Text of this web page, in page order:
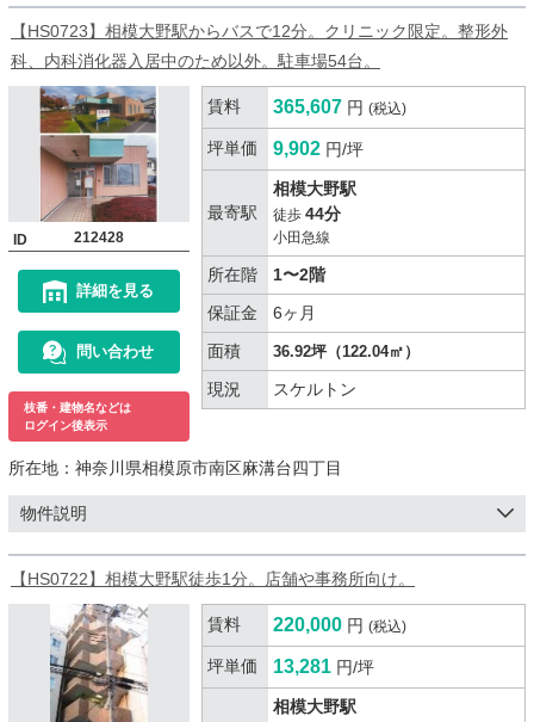
【HS0723】相模大野駅からバスで12分。クリニック限定。整形外
科、内科消化器入居中のため以外。駐車場54台。
ID 212428
詳細を見る
問い合わせ
枝番・建物名などは
ログイン後表示
賃料 365,607 円 (税込)
坪単価 9,902 円/坪
最寄駅
相模大野駅
徒歩 44分
小田急線
所在階
1〜2階
保証金
6ヶ月
面積
36.92坪（122.04㎡）
現況 スケルトン
所在地： 神奈川県相模原市南区麻溝台四丁目
物件説明
【HS0722】相模大野駅徒歩1分。店舗や事務所向け。
賃料 220,000 円 (税込)
坪単価 13,281 円/坪
相模大野駅